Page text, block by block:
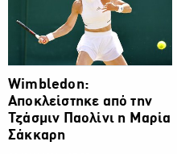
Wimbledon:
Αποκλείστηκε από την
Τζάσμιν Παολίνι η Μαρία
Σάκκαρη